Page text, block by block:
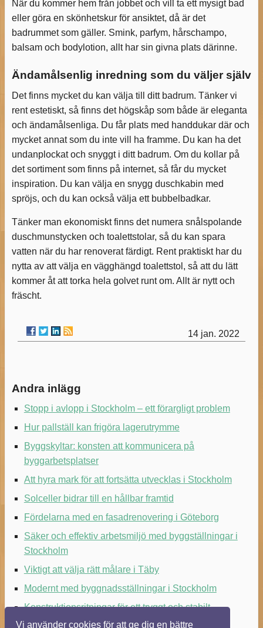
Vi använder cookies för att ge dig en bättre
När du kommer hem från jobbet och vill ta ett mysigt bad
eller göra en skönhetskur för ansiktet, då är det
badrummet som gäller. Smink, parfym, hårschampo,
balsam och bodylotion, allt har sin givna plats därinne.
Ändamålsenlig inredning som du väljer själv
Det finns mycket du kan välja till ditt badrum. Tänker vi
rent estetiskt, så finns det högskåp som både är eleganta
och ändamålsenliga. Du får plats med handdukar där och
mycket annat som du inte vill ha framme. Du kan ha det
undanplockat och snyggt i ditt badrum. Om du kollar på
det sortiment som finns på internet, så får du mycket
inspiration. Du kan välja en snygg duschkabin med
spröjs, och du kan också välja ett bubbelbadkar.
Tänker man ekonomiskt finns det numera snålspolande
duschmunstycken och toalettstolar, så du kan spara
vatten när du har renoverat färdigt. Rent praktiskt har du
nytta av att välja en vägghängd toalettstol, så att du lätt
kommer åt att torka hela golvet runt om. Allt är nytt och
fräscht.
14 jan. 2022
Andra inlägg
Stopp i avlopp i Stockholm – ett förargligt problem
Hur pallställ kan frigöra lagerutrymme
Byggskyltar: konsten att kommunicera på
byggarbetsplatser
Att hyra mark för att fortsätta utvecklas i Stockholm
Solceller bidrar till en hållbar framtid
Fördelarna med en fasadrenovering i Göteborg
Säker och effektiv arbetsmiljö med byggställningar i
Stockholm
Viktigt att välja rätt målare i Täby
Modernt med byggnadsställningar i Stockholm
Konstruktionsritningar för ett tryggt och stabilt
byggande